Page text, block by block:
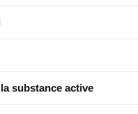
substance active